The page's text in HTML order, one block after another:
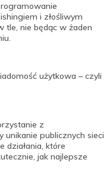
i złośliwym
tle, nie będąc w żaden
użytkowa – czyli
z
unikanie publicznych sieci
działania, które
jak najlepsze